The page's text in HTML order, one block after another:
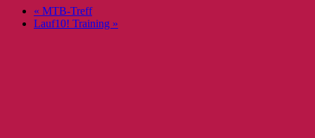
« MTB-Treff
Lauf10! Training »